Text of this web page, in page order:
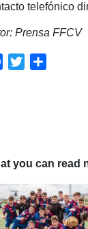
telefónico
Prensa FFCV
Facebook
Twitter
you can read